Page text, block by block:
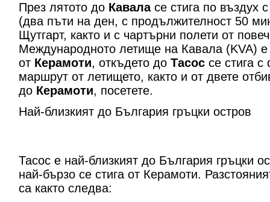
През лятото до Каваласе стига по въздух
(два пъти на ден, с продължителност 50
Щутгарт, както и с чартърни полети от
Международното летище на Кавала (KVA)
от Керамоти, откъдето до Тасос се стига
маршрут от летището, както и от двете
до Керамоти, посететe.
Най-близкият до България гръцки остров
Тасос е най-близкият до България гръцки
най-бързо се стига от Керамоти.
са както